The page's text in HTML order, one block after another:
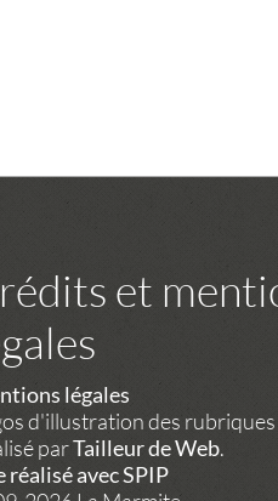
et
légales
d'illustration des rubriques
parTailleur de Web.
réalisé avec SPIP